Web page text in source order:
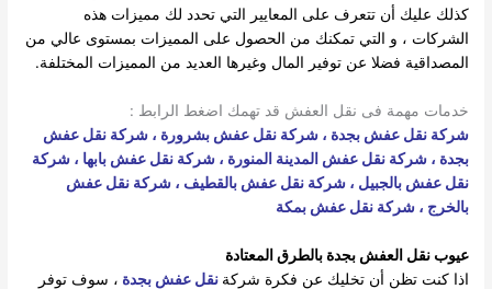
كذلك عليك أن تتعرف على المعايير التي تحدد لك مميزات هذه
الشركات ، و التي تمكنك من الحصول على المميزات بمستوى عالي من
المصداقية فضلا عن توفير المال وغيرها العديد من المميزات المختلفة.
خدمات مهمة فى نقل العفش قد تهمك اضغط الرابط :
شركة نقل عفش بجدة ،شركة نقل عفش بشرورة ،شركة نقل عفش
بجدة ،شركة نقل عفش المدينة المنورة ،شركة نقل عفش بابها ، شركة
نقل عفش بالجبيل ،شركة نقل عفش بالقطيف ،شركة نقل عفش
بالخرج ،شركة نقل عفش بمكة
عيوب نقل العفش بجدة بالطرق المعتادة
اذا كنت تظن أن تخليك عن فكرة شركة نقل عفش بجدة ، سوف توفر